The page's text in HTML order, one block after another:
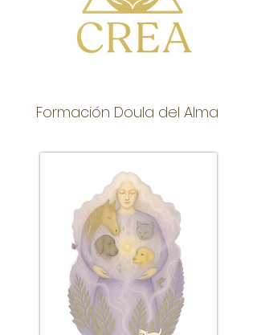
Formación Doula del Alma